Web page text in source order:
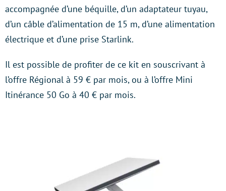
accompagnée d’une béquille, d’un adaptateur tuyau,
d’un câble d’alimentation de 15 m, d’une alimentation
électrique et d’une prise Starlink.
Il est possible de profiter de ce kit en souscrivant à
l’offre Régional à 59 € par mois, ou à l’offre Mini
Itinérance 50 Go à 40 € par mois.